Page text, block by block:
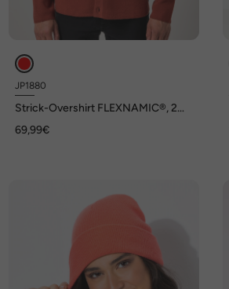
JP1880
Strick-Overshirt FLEXNAMIC®, 2
69,99€